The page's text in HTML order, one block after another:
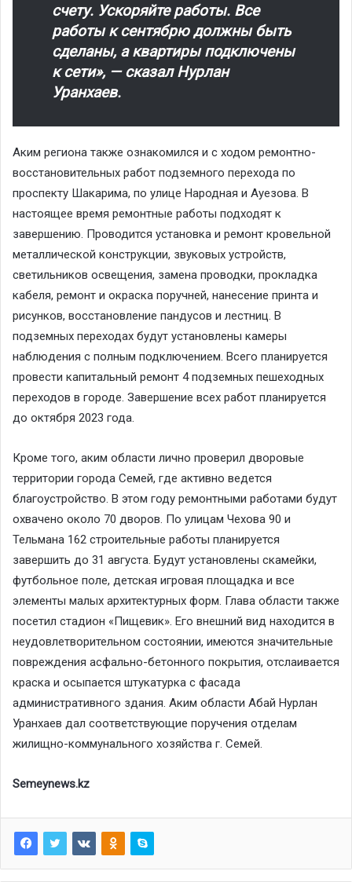
счету. Ускоряйте работы. Все
работы к сентябрю должны быть
сделаны, а квартиры подключены
к сети», — сказал Нурлан
Уранхаев.
Аким региона также ознакомился и с ходом ремонтно-
восстановительных работ подземного перехода по
проспекту Шакарима, по улице Народная и Ауезова. В
настоящее время ремонтные работы подходят к
завершению. Проводится установка и ремонт кровельной
металлической конструкции, звуковых устройств,
светильников освещения, замена проводки, прокладка
кабеля, ремонт и окраска поручней, нанесение принта и
рисунков, восстановление пандусов и лестниц. В
подземных переходах будут установлены камеры
наблюдения с полным подключением. Всего планируется
провести капитальный ремонт 4 подземных пешеходных
переходов в городе. Завершение всех работ планируется
до октября 2023 года.
Кроме того, аким области лично проверил дворовые
территории города Семей, где активно ведется
благоустройство. В этом году ремонтными работами будут
охвачено около 70 дворов. По улицам Чехова 90 и
Тельмана 162 строительные работы планируется
завершить до 31 августа. Будут установлены скамейки,
футбольное поле, детская игровая площадка и все
элементы малых архитектурных форм. Глава области также
посетил стадион «Пищевик». Его внешний вид находится в
неудовлетворительном состоянии, имеются значительные
повреждения асфально-бетонного покрытия, отслаивается
краска и осыпается штукатурка с фасада
административного здания. Аким области Абай Нурлан
Уранхаев дал соответствующие поручения отделам
жилищно-коммунального хозяйства г. Семей.
Semeynews.kz